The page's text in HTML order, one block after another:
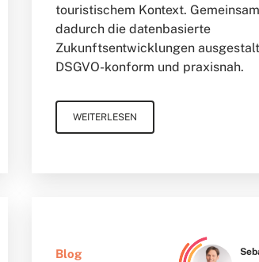
touristischem Kontext.
dadurch die datenbasierte
Zukunftsentwicklungen
DSGVO-konform und praxisnah.
WEITERLESEN
Blog